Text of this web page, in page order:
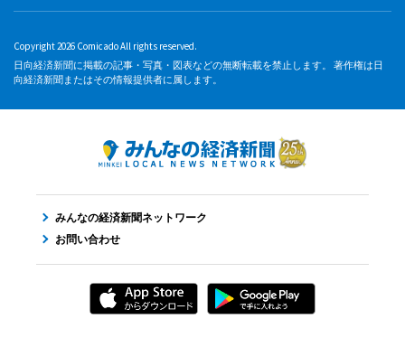
Copyright 2026 Comicado All rights reserved.
日向経済新聞に掲載の記事・写真・図表などの無断転載を禁止します。 著作権は日
向経済新聞またはその情報提供者に属します。
みんなの経済新聞ネットワーク
お問い合わせ